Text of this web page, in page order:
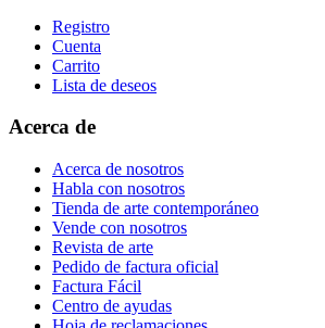
Registro
Cuenta
Carrito
Lista de deseos
Acerca de
Acerca de nosotros
Habla con nosotros
Tienda de arte contemporáneo
Vende con nosotros
Revista de arte
Pedido de factura oficial
Factura Fácil
Centro de ayudas